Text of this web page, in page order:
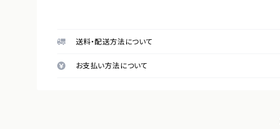
送料・配送方法について
お支払い方法について